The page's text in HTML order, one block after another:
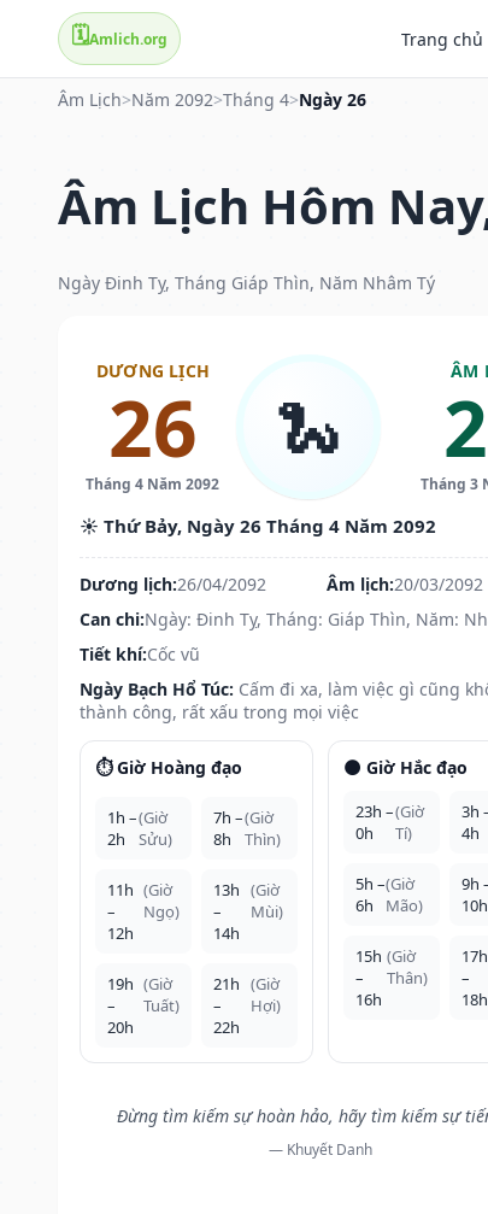
🗓️Amlich.org Trang chủ
Âm Lịch>Năm 2092>Tháng 4>Ngày 26
Âm Lịch Hôm
Ngày Đinh Tỵ, Tháng Giáp Thìn, Năm Nhâm Tý
DƯƠNG LỊCH
26
Tháng 4 Năm 2092
🐍
ÂM
Tháng 3
☀️ Thứ Bảy, Ngày 26 Tháng 4 Năm 2092
Dương lịch:26/04/2092 Âm lịch:20/03/2092
Can chi:Ngày: Đinh Tỵ, Tháng: Giáp Thìn, Năm:
Tiết khí:Cốc vũ
Ngày Bạch Hổ Túc: Cấm đi xa, làm việc gì cũng
thành công, rất xấu trong mọi việc
⏱️ Giờ Hoàng đạo
1h –
2h
(Giờ
Sửu)
7h –
8h
(Giờ
Thìn)
11h
–
12h
(Giờ
Ngọ)
13h
–
14h
(Giờ
Mùi)
19h
–
20h
(Giờ
Tuất)
21h
–
22h
(Giờ
Hợi)
🌑 Giờ Hắc đạo
23h –
0h
(Giờ
Tí)
3h
4h
5h –
6h
(Giờ
Mão)
9h
10h
15h
–
16h
(Giờ
Thân)
17h
–
18h
Đừng tìm kiếm sự hoàn hảo, hãy tìm kiếm sự
— Khuyết Danh